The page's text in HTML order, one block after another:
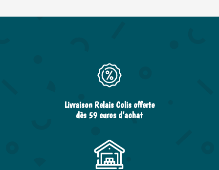
Livraison Relais Colis offerte
dès 59 euros d’achat